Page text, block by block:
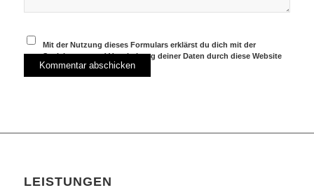
Mit der Nutzung dieses Formulars erklärst du dich mit der
Speicherung und Verarbeitung deiner Daten durch diese Website
einverstanden.*
LEISTUNGEN